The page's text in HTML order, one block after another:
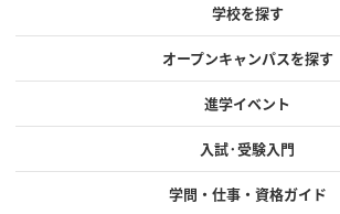
学校を探す
オープンキャンパスを探す
進学イベント
入試·受験入門
学問・仕事・資格ガイド